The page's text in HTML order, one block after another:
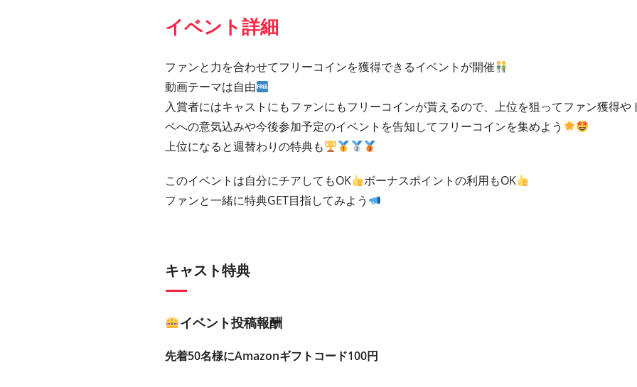
イベント詳細
ファンと力を合わせてフリーコインを獲得できるイベントが開催
動画テーマは自由
入賞者にはキャストにもファンにもフリーコインが貰えるので、上位を狙ってファン獲得や
ベへの意気込みや今後参加予定のイベントを告知してフリーコインを集めよう
上位になると週替わりの特典も
このイベントは自分にチアしてもOK
ボーナスポイントの利用もOK
ファンと一緒に特典GET目指してみよう
キャスト特典
イベント投稿報酬
先着50名様にAmazonギフトコード100円